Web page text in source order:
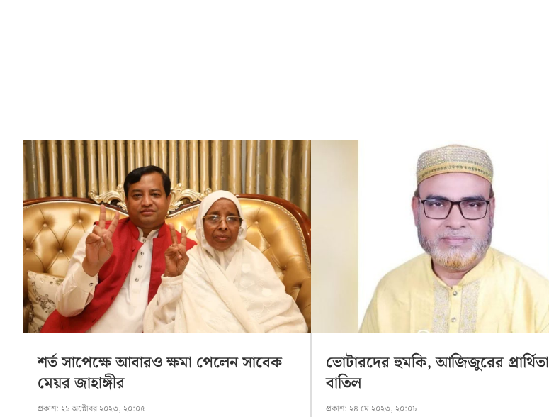
শর্ত সাপেক্ষে আবারও ক্ষমা পেলেন সাবেক
মেয়র জাহাঙ্গীর
প্রকাশ: ২১ অক্টোবর ২০২৩, ২০:০৫
ভোটারদের হুমকি, আজিজুরের প্রার্থিতা
বাতিল
প্রকাশ: ২৪ মে ২০২৩, ২০:০৮